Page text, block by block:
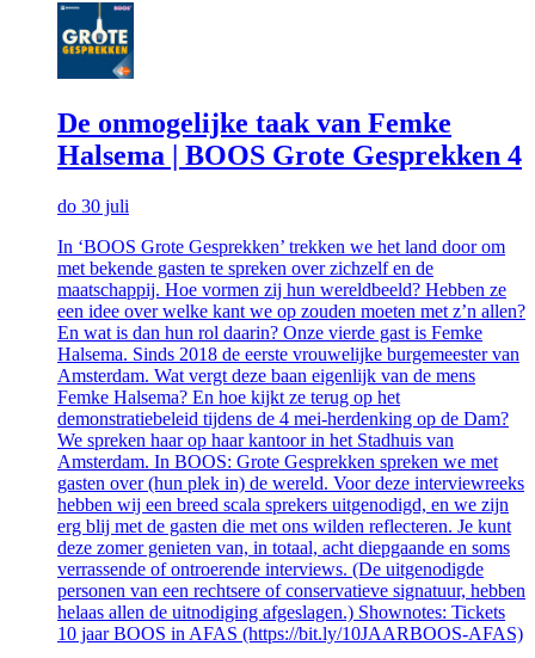
De onmogelijke taak van Femke
Halsema | BOOS Grote Gesprekken 4
do 30 juli
In ‘BOOS Grote Gesprekken’ trekken we het land door om
met bekende gasten te spreken over zichzelf en de
maatschappij. Hoe vormen zij hun wereldbeeld? Hebben ze
een idee over welke kant we op zouden moeten met z’n allen?
En wat is dan hun rol daarin? Onze vierde gast is Femke
Halsema. Sinds 2018 de eerste vrouwelijke burgemeester van
Amsterdam. Wat vergt deze baan eigenlijk van de mens
Femke Halsema? En hoe kijkt ze terug op het
demonstratiebeleid tijdens de 4 mei-herdenking op de Dam?
We spreken haar op haar kantoor in het Stadhuis van
Amsterdam. In BOOS: Grote Gesprekken spreken we met
gasten over (hun plek in) de wereld. Voor deze interviewreeks
hebben wij een breed scala sprekers uitgenodigd, en we zijn
erg blij met de gasten die met ons wilden reflecteren. Je kunt
deze zomer genieten van, in totaal, acht diepgaande en soms
verrassende of ontroerende interviews. (De uitgenodigde
personen van een rechtsere of conservatieve signatuur, hebben
helaas allen de uitnodiging afgeslagen.) Shownotes: Tickets
10 jaar BOOS in AFAS (https://bit.ly/10JAARBOOS-AFAS)